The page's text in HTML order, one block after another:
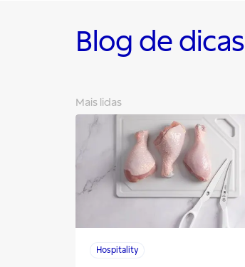
Blog de dicas
Mais lidas
Hospitality